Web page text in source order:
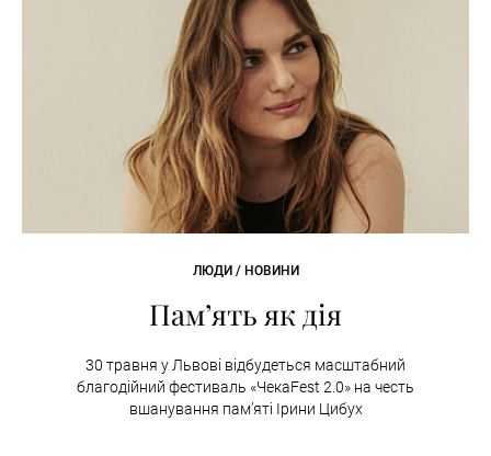
ЛЮДИ / НОВИНИ
Пам’ять як дія
30 травня у Львові відбудеться масштабний
благодійний фестиваль «ЧекаFest 2.0» на честь
вшанування пам’яті Ірини Цибух